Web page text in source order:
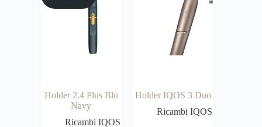
Holder 2.4 Plus Blu
Navy
Ricambi IQOS
Holder IQOS 3 Duo
Ricambi IQOS